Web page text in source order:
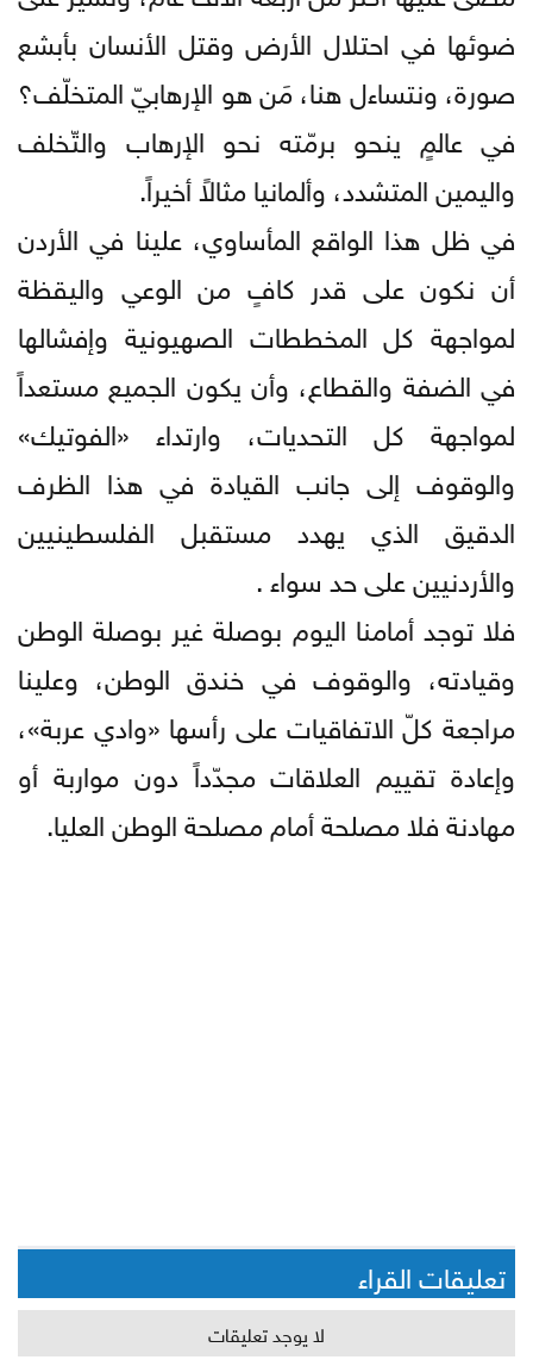
ضوئها في احتلال الأرض وقتل الأنسان بأبشع
صورة، ونتساءل هنا، مَن هو الإرهابيّ المتخلّف؟
في عالمٍ ينحو برمّته نحو الإرهاب والتّخلف
واليمين المتشدد، وألمانيا مثالاً أخيراً.
في ظل هذا الواقع المأساوي، علينا في الأردن
أن نكون على قدر كافٍ من الوعي واليقظة
لمواجهة كل المخططات الصهيونية وإفشالها
في الضفة والقطاع، وأن يكون الجميع مستعداً
لمواجهة كل التحديات، وارتداء «الفوتيك»
والوقوف إلى جانب القيادة في هذا الظرف
الدقيق الذي يهدد مستقبل الفلسطينيين
والأردنيين على حد سواء .
فلا توجد أمامنا اليوم بوصلة غير بوصلة الوطن
وقيادته، والوقوف في خندق الوطن، وعلينا
مراجعة كلّ الاتفاقيات على رأسها «وادي عربة»،
وإعادة تقييم العلاقات مجدّداً دون مواربة أو
مهادنة فلا مصلحة أمام مصلحة الوطن العليا.
تعليقات القراء
لا يوجد تعليقات